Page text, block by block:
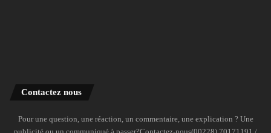
Contactez nous
Pour une question, une réaction, un commentaire, une explication ? Une